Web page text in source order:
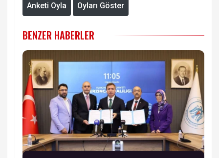
Anketi Oyla Oyları Göster
BENZER HABERLER